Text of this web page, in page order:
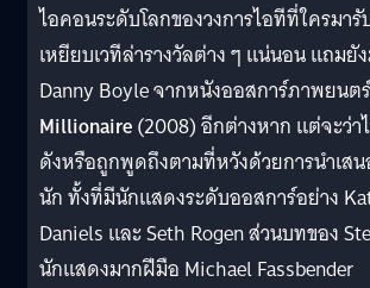
ไอคอนระดับโลกของวงการไอทีที่ใครมา
เหยียบเวทีล่ารางวัลต่าง ๆ แน่นอน แถม
Danny Boyle จากหนังออสการ์ภาพยนต
Millionaire(2008) อีกต่างหาก แต่จะว่า
ดังหรือถูกพูดถึงตามที่หวังด้วยการนำเส
นัก ทั้งที่มีนักแสดงระดับออสการ์อย่าง
Daniels และ Seth Rogen ส่วนบทของ
นักแสดงมากฝีมือ Michael Fassbender